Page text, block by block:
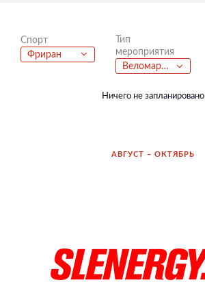
Спорт
Фриран
Тип
мероприятия
Веломарафон
Ничего не запланировано
АВГУСТ – ОКТЯБРЬ